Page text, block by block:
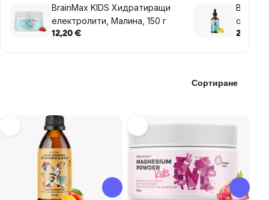
BrainMax KIDS Хидратиращи
електролити, Малина, 150 г
12,20 €
омега-
20,36 €
Сортиране
products